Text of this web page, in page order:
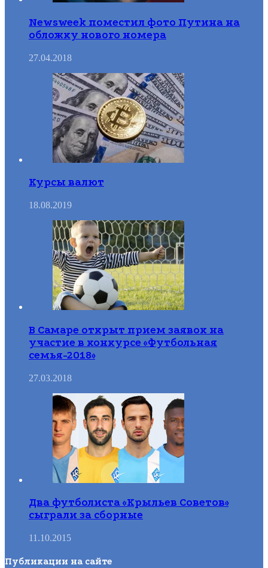
Newsweek поместил фото Путина на
обложку нового номера
27.04.2018
Курсы валют
18.08.2019
В Самаре открыт прием заявок на
участие в конкурсе «Футбольная
семья-2018»
27.03.2018
Два футболиста «Крыльев Советов»
сыграли за сборные
11.10.2015
Публикации на сайте